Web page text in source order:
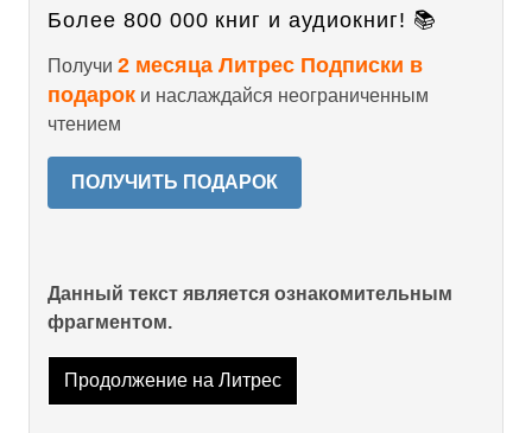
Более 800 000 книг и аудиокниг! 📚
Получи 2 месяца Литрес Подписки в
подарок и наслаждайся неограниченным
чтением
ПОЛУЧИТЬ ПОДАРОК
Данный текст является ознакомительным
фрагментом.
Продолжение на Литрес